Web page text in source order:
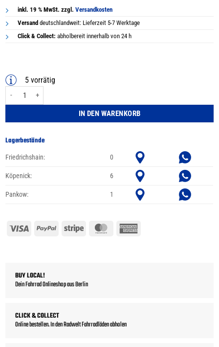
inkl. 19 % MwSt. zzgl.Versandkosten
Versand deutschlandweit: Lieferzeit 5-7 Werktage
Click & Collect: abholbereit innerhalb von 24 h
5 vorrätig
IN DEN WARENKORB
Lagerbestände
Friedrichshain: 0
Köpenick: 6
Pankow: 1
Visa PayPal Stripe MasterCard
BUY LOCAL!
Dein Fahrrad Onlineshop aus Berlin
CLICK & COLLECT
Online bestellen. In den Radwelt Fahrradläden abholen